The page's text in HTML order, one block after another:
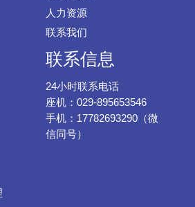
人力资源
联系我们
联系信息
24小时联系电话
座机：029-895653546
手机：17782693290（微
信同号）